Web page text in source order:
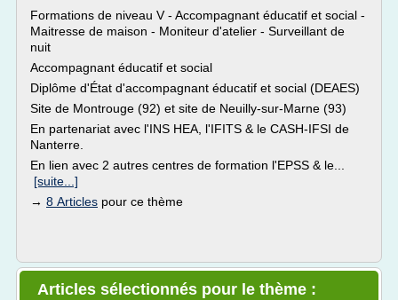
Formations de niveau V - Accompagnant éducatif et social -
Maitresse de maison - Moniteur d'atelier - Surveillant de
nuit
Accompagnant éducatif et social
Diplôme d'État d'accompagnant éducatif et social (DEAES)
Site de Montrouge (92) et site de Neuilly-sur-Marne (93)
En partenariat avec l'INS HEA, l'IFITS & le CASH-IFSI de
Nanterre.
En lien avec 2 autres centres de formation l'EPSS & le...
[suite...]
→ 8 Articles pour ce thème
Articles sélectionnés pour le thème :